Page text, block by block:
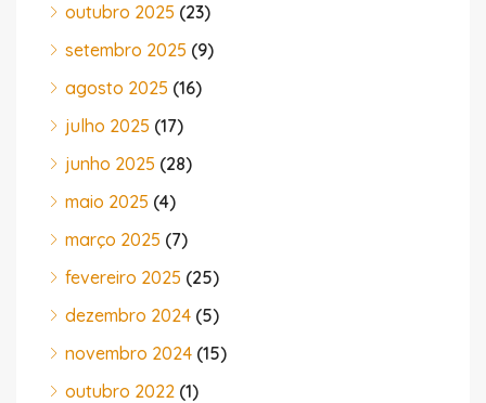
outubro 2025 (23)
setembro 2025 (9)
agosto 2025 (16)
julho 2025 (17)
junho 2025 (28)
maio 2025 (4)
março 2025 (7)
fevereiro 2025 (25)
dezembro 2024 (5)
novembro 2024 (15)
outubro 2022 (1)